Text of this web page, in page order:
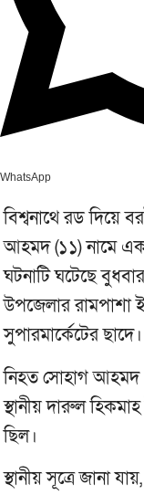
WhatsApp
বিশ্বনাথে রড দিয়ে
আহমদ (১১) নামে এক
ঘটনাটি ঘটেছে
উপজেলার রামপাশা
সুপারমার্কেটের ছাদে।
নিহত সোহাগ আহমদ
স্থানীয় দারুল
ছিল।
স্থানীয় সূত্রে জানা